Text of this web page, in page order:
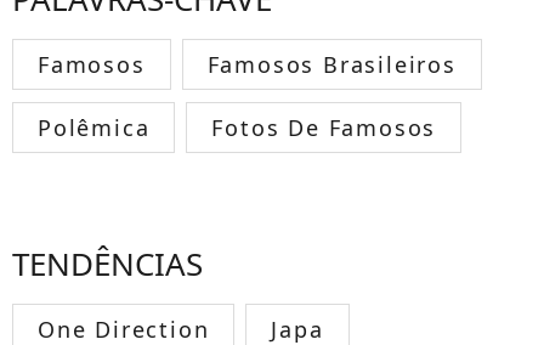
Famosos Famosos Brasileiros
Polêmica Fotos De Famosos
TENDÊNCIAS
One Direction Japa